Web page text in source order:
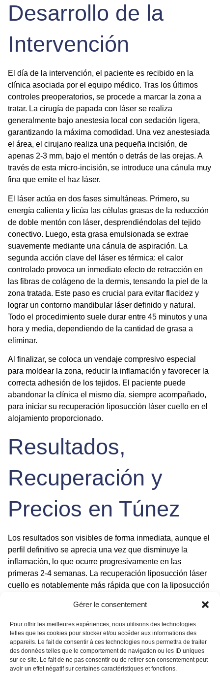
Gérer le consentement
Pour offrir les meilleures expériences, nous utilisons des technologies
telles que les cookies pour stocker et/ou accéder aux informations des
appareils. Le fait de consentir à ces technologies nous permettra de traiter
des données telles que le comportement de navigation ou les ID uniques
sur ce site. Le fait de ne pas consentir ou de retirer son consentement peut
avoir un effet négatif sur certaines caractéristiques et fonctions.
Desarrollo de la
Intervención
El día de la intervención, el paciente es recibido en la
clínica asociada por el equipo médico. Tras los últimos
controles preoperatorios, se procede a marcar la zona a
tratar. La cirugía de papada con láser se realiza
generalmente bajo anestesia local con sedación ligera,
garantizando la máxima comodidad. Una vez anestesiada
el área, el cirujano realiza una pequeña incisión, de
apenas 2-3 mm, bajo el mentón o detrás de las orejas. A
través de esta micro-incisión, se introduce una cánula muy
fina que emite el haz láser.
El láser actúa en dos fases simultáneas. Primero, su
energía calienta y licúa las células grasas de la reducción
de doble mentón con láser, desprendiéndolas del tejido
conectivo. Luego, esta grasa emulsionada se extrae
suavemente mediante una cánula de aspiración. La
segunda acción clave del láser es térmica: el calor
controlado provoca un inmediato efecto de retracción en
las fibras de colágeno de la dermis, tensando la piel de la
zona tratada. Este paso es crucial para evitar flacidez y
lograr un contorno mandibular láser definido y natural.
Todo el procedimiento suele durar entre 45 minutos y una
hora y media, dependiendo de la cantidad de grasa a
eliminar.
Al finalizar, se coloca un vendaje compresivo especial
para moldear la zona, reducir la inflamación y favorecer la
correcta adhesión de los tejidos. El paciente puede
abandonar la clínica el mismo día, siempre acompañado,
para iniciar su recuperación liposucción láser cuello en el
alojamiento proporcionado.
Resultados,
Recuperación y
Precios en Túnez
Los resultados son visibles de forma inmediata, aunque el
perfil definitivo se aprecia una vez que disminuye la
inflamación, lo que ocurre progresivamente en las
primeras 2-4 semanas. La recuperación liposucción láser
cuello es notablemente más rápida que con la liposucción
moretones y una sensación de tirantez, molestias que se
controlan con la medicación prescrita. El vendaje
compresivo se usa continuamente los primeros días y
luego por la noche durante un par de semanas. La
mayoría de pacientes retorna a sus actividades sociales
en 5-7 días y a la actividad física ligera a las 2 semanas.